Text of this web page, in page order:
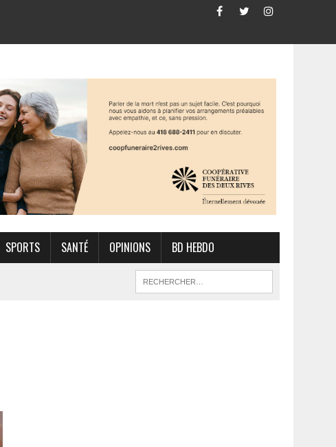
SPORTS SANTÉ OPINIONS BD HEBDO